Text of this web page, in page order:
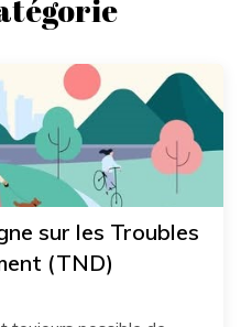
sur les Troubles
(TND)